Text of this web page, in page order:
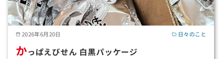
2026年6月20日 日々のこと
かっぱえびせん 白黒パッケージ